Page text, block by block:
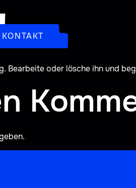
KONTAKT
Bearbeite oder lösche ihn und